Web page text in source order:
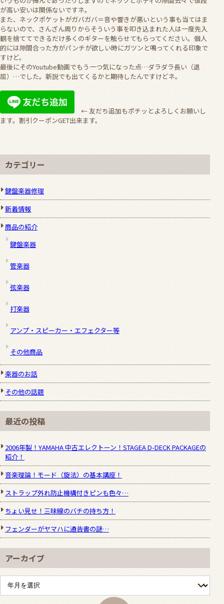
が高い安いは関係ないですネ。
また、ネックポケットがガバガバ＝音や響きが悪いという事も当てはま
らないので、さんざん周りからそういう事を叩き込まれた人は一度先入
観を捨ててできるだけ多くのギターを触らせてもらってください。個人
的には隙間合った方がパンチが欲しい時にガツンと鳴ってくれる印象で
すけど。
最後にそのYoutube動画でもう一つ気になった点…ダラダラ長い（退
屈）…でした。新説でも出てくるかと期待したんですけどネ。
← 友だち追加もポチッとよろしくお願いし
ます。割引クーポンGET出来ます。
カテゴリー
鍵盤楽器修理
新着情報
商品の紹介
鍵盤楽器
管楽器
弦楽器
打楽器
アンプ・スピーカー・エフェクター等
その他商品
楽器のお話
その他の話題
最近の投稿
2006年製！YAMAHA 中古エレクトーン！STAGEA D-DECK PACKAGEの
紹介！
音楽理論！モード（旋法）の基本講座！
ストラップ外れ防止機構付きピンも色々…
ちょい見せ！三味線のバチの持ち方！
フェンダーがヤマハに通告書の謎…
アーカイブ